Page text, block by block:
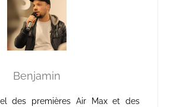
Benjamin
des premières Air Max et des